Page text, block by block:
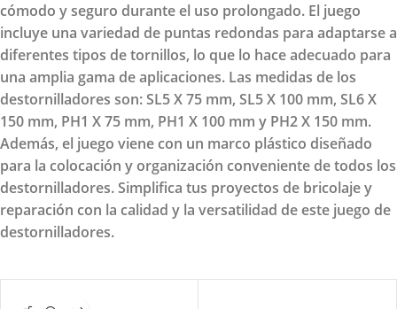
cómodo y seguro durante el uso prolongado. El juego
incluye una variedad de puntas redondas para adaptarse a
diferentes tipos de tornillos, lo que lo hace adecuado para
una amplia gama de aplicaciones. Las medidas de los
destornilladores son: SL5 X 75 mm, SL5 X 100 mm, SL6 X
150 mm, PH1 X 75 mm, PH1 X 100 mm y PH2 X 150 mm.
Además, el juego viene con un marco plástico diseñado
para la colocación y organización conveniente de todos los
destornilladores. Simplifica tus proyectos de bricolaje y
reparación con la calidad y la versatilidad de este juego de
destornilladores.